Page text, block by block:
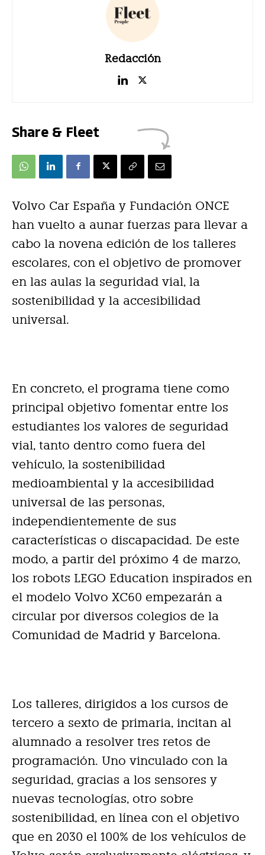
Redacción
Share & Fleet
Volvo Car España y Fundación ONCE
han vuelto a aunar fuerzas para llevar a
cabo la novena edición de los talleres
escolares, con el objetivo de promover
en las aulas la seguridad vial, la
sostenibilidad y la accesibilidad
universal.
En concreto, el programa tiene como
principal objetivo fomentar entre los
estudiantes los valores de seguridad
vial, tanto dentro como fuera del
vehículo, la sostenibilidad
medioambiental y la accesibilidad
universal de las personas,
independientemente de sus
características o discapacidad. De este
modo, a partir del próximo 4 de marzo,
los robots LEGO Education inspirados en
el modelo Volvo XC60 empezarán a
circular por diversos colegios de la
Comunidad de Madrid y Barcelona.
Los talleres, dirigidos a los cursos de
tercero a sexto de primaria, incitan al
alumnado a resolver tres retos de
programación. Uno vinculado con la
seguridad, gracias a los sensores y
nuevas tecnologías, otro sobre
sostenibilidad, en línea con el objetivo
que en 2030 el 100% de los vehículos de